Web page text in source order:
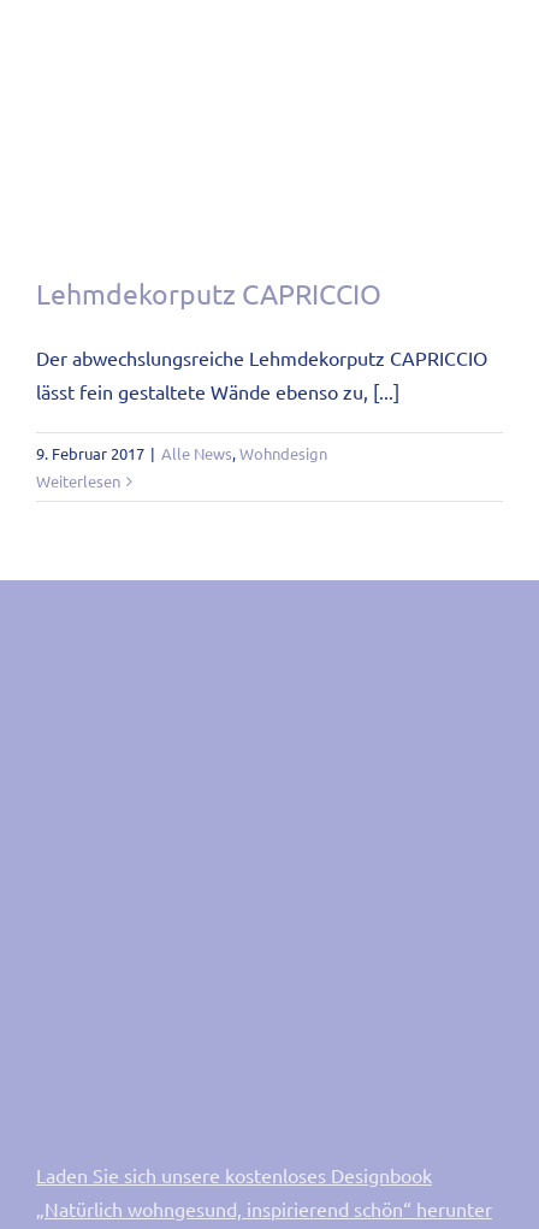
Lehmdekorputz CAPRICCIO
Der abwechslungsreiche Lehmdekorputz CAPRICCIO
lässt fein gestaltete Wände ebenso zu, [...]
9. Februar 2017 | Alle News,Wohndesign
Weiterlesen
Laden Sie sich unsere kostenloses Designbook
„Natürlich wohngesund, inspirierend schön“ herunter